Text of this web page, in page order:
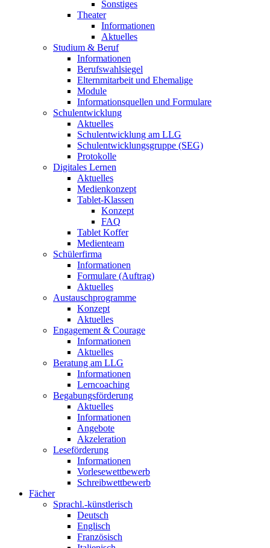
Sonstiges
Theater
Informationen
Aktuelles
Studium & Beruf
Informationen
Berufswahlsiegel
Elternmitarbeit und Ehemalige
Module
Informationsquellen und Formulare
Schulentwicklung
Aktuelles
Schulentwicklung am LLG
Schulentwicklungsgruppe (SEG)
Protokolle
Digitales Lernen
Aktuelles
Medienkonzept
Tablet-Klassen
Konzept
FAQ
Tablet Koffer
Medienteam
Schülerfirma
Informationen
Formulare (Auftrag)
Aktuelles
Austauschprogramme
Konzept
Aktuelles
Engagement & Courage
Informationen
Aktuelles
Beratung am LLG
Informationen
Lerncoaching
Begabungsförderung
Aktuelles
Informationen
Angebote
Akzeleration
Leseförderung
Informationen
Vorlesewettbewerb
Schreibwettbewerb
Fächer
Sprachl.-künstlerisch
Deutsch
Englisch
Französisch